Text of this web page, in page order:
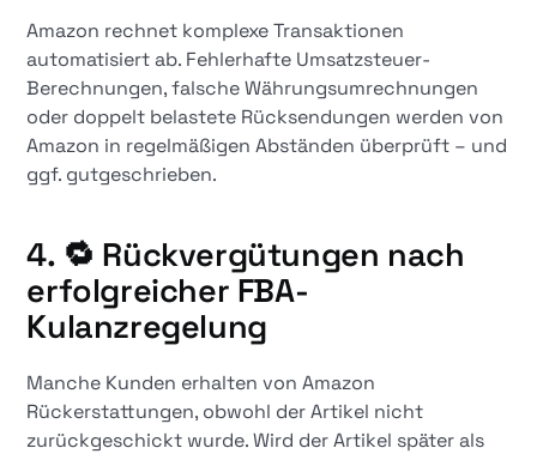
Amazon rechnet komplexe Transaktionen
automatisiert ab. Fehlerhafte Umsatzsteuer-
Berechnungen, falsche Währungsumrechnungen
oder doppelt belastete Rücksendungen werden von
Amazon in regelmäßigen Abständen überprüft – und
ggf. gutgeschrieben.
4. 🔁 Rückvergütungen nach
erfolgreicher FBA-
Kulanzregelung
Manche Kunden erhalten von Amazon
Rückerstattungen, obwohl der Artikel nicht
zurückgeschickt wurde. Wird der Artikel später als